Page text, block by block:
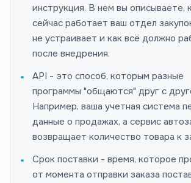
инструкция. В нем вы описываете,
сейчас работает ваш отдел
не устраивает и как всё должно
после внедрения.
API - это способ, которым разные
программы "общаются" друг с
Например, ваша учетная система
данные о продажах, а сервис
возвращает количество товара к
Срок поставки - время, которое
от момента отправки заказа